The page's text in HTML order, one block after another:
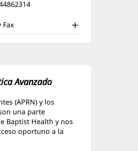
ventana
Avanzado
(APRN) y los
una parte
Baptist Health y nos
oportuno a la